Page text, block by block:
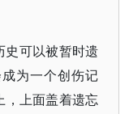
史可以被暂时遗
为一个创伤记
，上面盖着遗忘